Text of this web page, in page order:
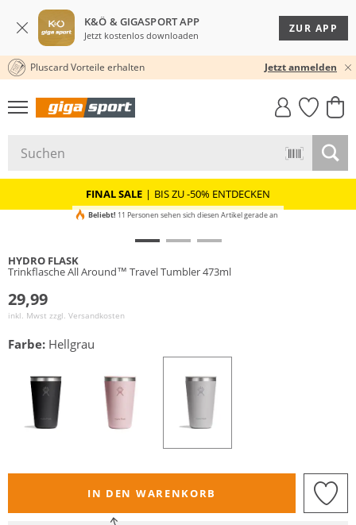
K&Ö & GIGASPORT APP
Jetzt kostenlos downloaden
ZUR APP
30 TAGE RÜCKGABERECHT
Pluscard Vorteile erhalten Jetzt anmelden
GIGASTYLE
FAHRRAD­
MUST-HAVE
FINAL SALE | BIS ZU -50% ENTDECKEN
Beliebt! 11 Personen sehen sich diesen Artikel gerade an
HYDRO FLASK
Trinkflasche All Around™ Travel Tumbler 473ml
29,99
inkl. Mwst zzgl. Versandkosten
Farbe: Hellgrau
IN DEN WARENKORB